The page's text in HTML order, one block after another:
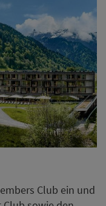
Club ein und